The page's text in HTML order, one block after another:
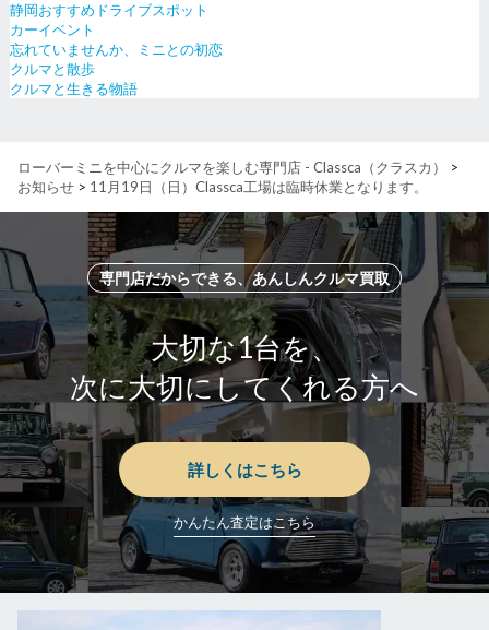
静岡おすすめドライブスポット
カーイベント
忘れていませんか、ミニとの初恋
クルマと散歩
クルマと生きる物語
ローバーミニを中心にクルマを楽しむ専門店 - Classca（クラスカ）
>
お知らせ > 11月19日（日）Classca工場は臨時休業となります。
専門店だからできる、あんしんクルマ買取
大切な1台を、
次に大切にしてくれる方へ
詳しくはこちら
かんたん査定はこちら